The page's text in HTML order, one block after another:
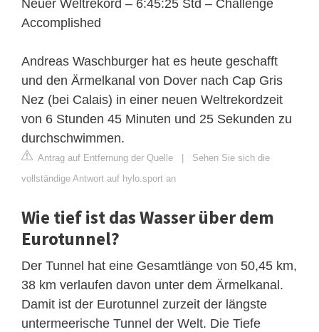
Neuer Weltrekord – 6:45:25 Std – Challenge
Accomplished
Andreas Waschburger hat es heute geschafft
und den Ärmelkanal von Dover nach Cap Gris
Nez (bei Calais) in einer neuen Weltrekordzeit
von 6 Stunden 45 Minuten und 25 Sekunden zu
durchschwimmen.
Antrag auf Entfernung der Quelle | Sehen Sie sich die
vollständige Antwort auf hylo.sport an
Wie tief ist das Wasser über dem
Eurotunnel?
Der Tunnel hat eine Gesamtlänge von 50,45 km,
38 km verlaufen davon unter dem Ärmelkanal.
Damit ist der Eurotunnel zurzeit der längste
untermeerische Tunnel der Welt. Die Tiefe